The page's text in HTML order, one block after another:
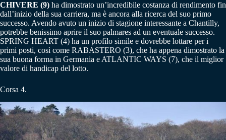
CHIVERE (9) ha dimostrato un’incredibile costanza di rendimento fin
dall’inizio della sua carriera, ma è ancora alla ricerca del suo primo
successo. Avendo avuto un inizio di stagione interessante a Chantilly,
potrebbe benissimo aprire il suo palmares ad un eventuale successo.
SPRING HEART (4) ha un profilo simile e dovrebbe lottare per i
primi posti, così come RABASTERO (3), che ha appena dimostrato la
sua buona forma in Germania e ATLANTIC WAYS (7), che il miglior
valore di handicap del lotto.
Corsa 4.